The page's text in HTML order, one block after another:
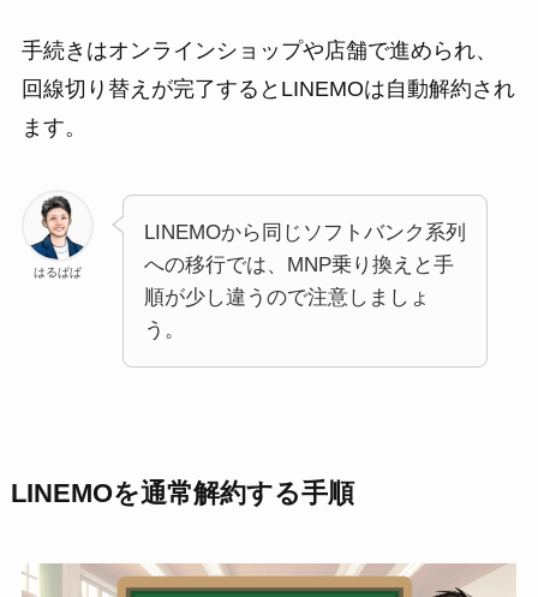
手続きはオンラインショップや店舗で進められ、
回線切り替えが完了するとLINEMOは自動解約され
ます。
はるぱぱ
LINEMOから同じソフトバンク系列
への移行では、MNP乗り換えと手
順が少し違うので注意しましょ
う。
LINEMOを通常解約する手順